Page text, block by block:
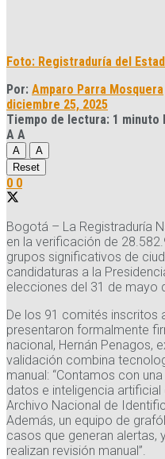
Foto: Registraduría del
Por: Amparo Parra Mosquera
diciembre 25, 2025
Tiempo de lectura: 1 minuto
A A
A
A
Reset
0 0
Bogotá – La Registraduría
en la verificación de
grupos significativos de
candidaturas a la
elecciones del 31 de mayo
De los 91 comités inscritos
presentaron formalmente
nacional, Hernán Penagos,
validación combina
manual: “Contamos con
datos e inteligencia
Archivo Nacional de
Además, un equipo de
casos que generan alertas,
realizan revisión manual”.